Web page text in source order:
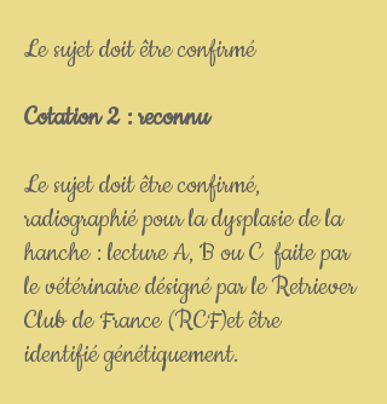
Le sujet doit être confirmé
Cotation 2 : reconnu
Le sujet doit être confirmé,
radiographié pour la dysplasie de la
hanche : lecture A, B ou C faite par
le vétérinaire désigné par le Retriever
Club de France (RCF)et être
identifié génétiquement.